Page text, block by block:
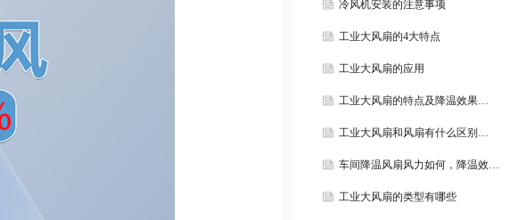
冷风机安装的注意事项
工业大风扇的4大特点
工业大风扇的应用
工业大风扇的特点及降温效果…
工业大风扇和风扇有什么区别…
车间降温风扇风力如何，降温效…
工业大风扇的类型有哪些